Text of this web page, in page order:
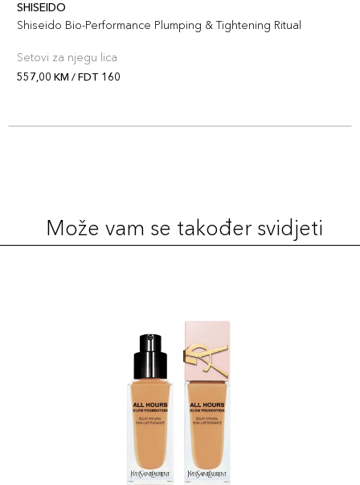
Šifra artikla
729238193574
+14 PLAZA cvjetića
SHISEIDO
Shiseido Bio-Performance Plumping & Tightening Ritual
Setovi za njegu lica
557,00 KM / FDT 160
Može vam se također svidjeti